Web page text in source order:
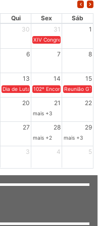
Qui Sex
Sáb
30 31 1
XIV Congresso Brasileiro
6 7 8
13 14 15
Cuba no Rio Grande do Sul - 100
a Cuba no Rio Grande do
Dia de Luta em Defesa de Cuba e da
102º Encontro da
Reunião
20 21 22
mais +3
27 28 29
mais +2 mais +3
3 4 5